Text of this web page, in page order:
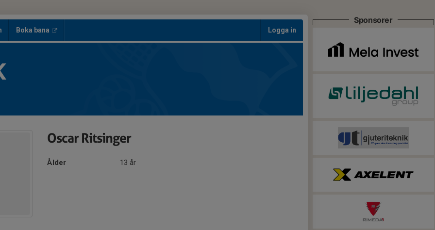
Boka bana Logga in
Oscar Ritsinger
Ålder 13 år
Sponsorer